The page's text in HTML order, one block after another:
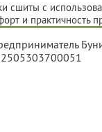
сшиты с
и практичность